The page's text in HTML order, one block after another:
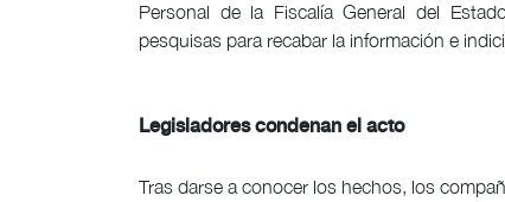
Personal de la Fiscalía General del
pesquisas para recabar la información e
Legisladores condenan el acto
Tras darse a conocer los hechos, los